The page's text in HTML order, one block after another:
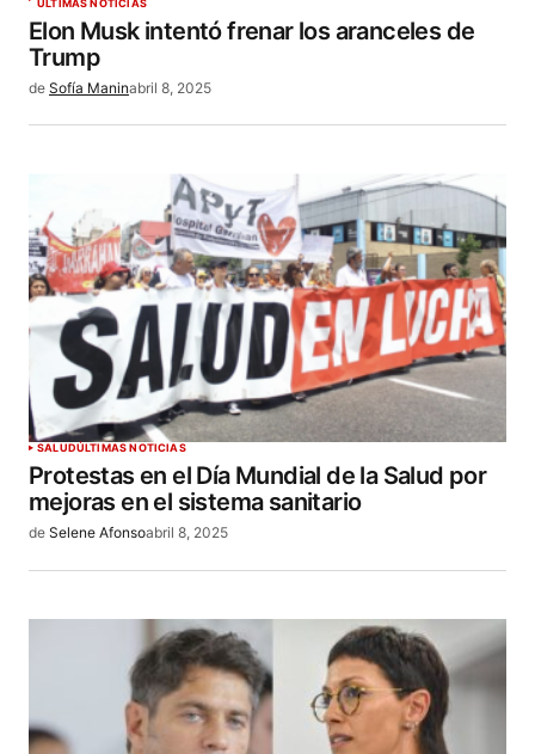
ÚLTIMAS NOTICIAS
Elon Musk intentó frenar los aranceles de
Trump
de Sofía Maninabril 8, 2025
SALUDÚLTIMAS NOTICIAS
Protestas en el Día Mundial de la Salud por
mejoras en el sistema sanitario
de Selene Afonsoabril 8, 2025